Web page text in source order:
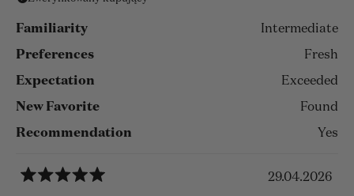
Familiarity Intermediate
Preferences Fresh
Expectation Exceeded
New Favorite Found
Recommendation Yes
29.04.2026